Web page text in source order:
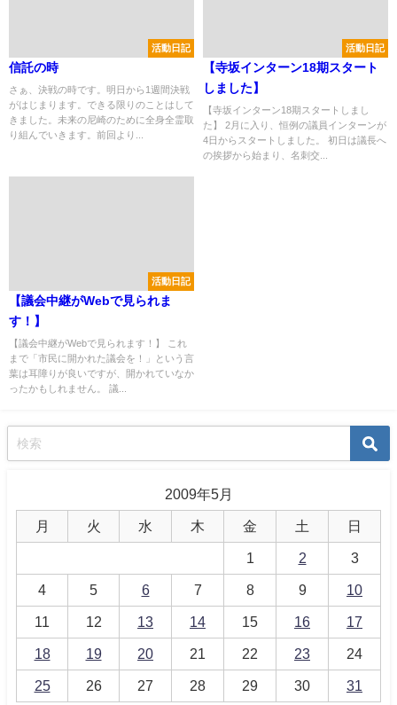
活動日記
信託の時
さぁ、決戦の時です。明日から1週間決戦
がはじまります。できる限りのことはして
きました。未来の尼崎のために全身全霊取
り組んでいきます。前回より...
活動日記
【寺坂インターン18期スタート
しました】
【寺坂インターン18期スタートしまし
た】 2月に入り、恒例の議員インターンが
4日からスタートしました。 初日は議長へ
の挨拶から始まり、名刺交...
活動日記
【議会中継がWebで見られま
す！】
【議会中継がWebで見られます！】 これ
まで「市民に開かれた議会を！」という言
葉は耳障りが良いですが、開かれていなか
ったかもしれません。 議...
2009年5月
月 火 水 木 金 土 日
1 2 3
4 5 6 7 8 9 10
11 12 13 14 15 16 17
18 19 20 21 22 23 24
25 26 27 28 29 30
31